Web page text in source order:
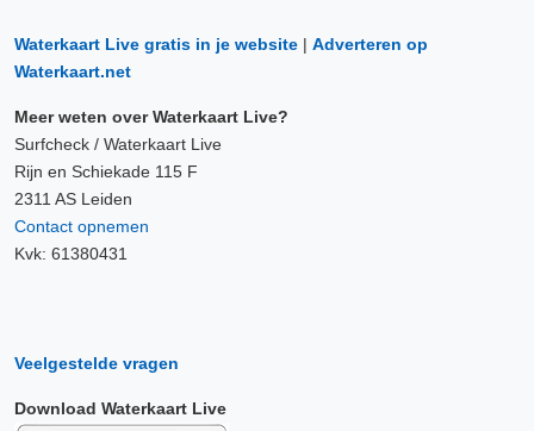
Waterkaart Live gratis in je website | Adverteren op
Waterkaart.net
Meer weten over Waterkaart Live?
Surfcheck / Waterkaart Live
Rijn en Schiekade 115 F
2311 AS Leiden
Contact opnemen
Kvk: 61380431
Veelgestelde vragen
Download Waterkaart Live